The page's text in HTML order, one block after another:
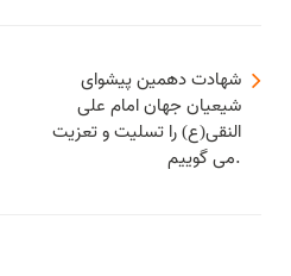
شهادت دهمین پیشوای
شیعیان جهان امام علی
النقی(ع) را تسلیت و تعزیت
می گوییم.